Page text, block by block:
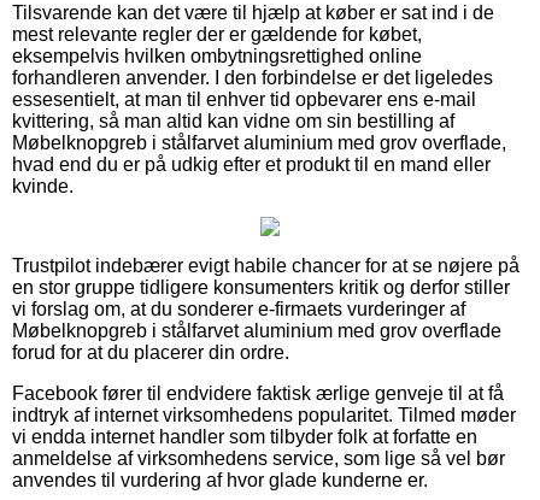
Tilsvarende kan det være til hjælp at køber er sat ind i de
mest relevante regler der er gældende for købet,
eksempelvis hvilken ombytningsrettighed online
forhandleren anvender. I den forbindelse er det ligeledes
essesentielt, at man til enhver tid opbevarer ens e-mail
kvittering, så man altid kan vidne om sin bestilling af
Møbelknopgreb i stålfarvet aluminium med grov overflade,
hvad end du er på udkig efter et produkt til en mand eller
kvinde.
Trustpilot indebærer evigt habile chancer for at se nøjere på
en stor gruppe tidligere konsumenters kritik og derfor stiller
vi forslag om, at du sonderer e-firmaets vurderinger af
Møbelknopgreb i stålfarvet aluminium med grov overflade
forud for at du placerer din ordre.
Facebook fører til endvidere faktisk ærlige genveje til at få
indtryk af internet virksomhedens popularitet. Tilmed møder
vi endda internet handler som tilbyder folk at forfatte en
anmeldelse af virksomhedens service, som lige så vel bør
anvendes til vurdering af hvor glade kunderne er.